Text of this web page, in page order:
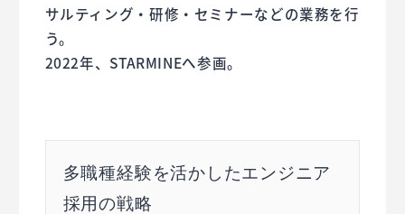
サルティング・研修・セミナーなどの業務を行
う。
2022年、STARMINEへ参画。
多職種経験を活かしたエンジニア
採用の戦略